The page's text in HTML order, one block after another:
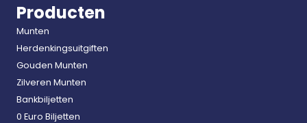
Producten
Munten
Herdenkingsuitgiften
Gouden Munten
Zilveren Munten
Bankbiljetten
0 Euro Biljetten